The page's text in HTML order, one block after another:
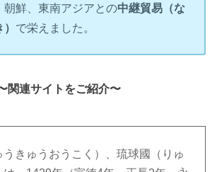
朝鮮、東南アジアとの中継貿易（な
で栄えました。
関連サイトをご紹介〜
きゅうおうこく）、琉球國（りゅ